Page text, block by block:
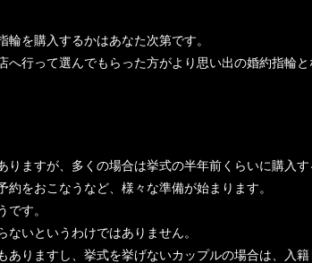
を購入するかはあなた次第です。
行って選んでもらった方がより思い出の婚約指輪と
ますが、多くの場合は挙式の半年前くらいに購入す
をおこなうなど、様々な準備が始まります。
す。
いというわけではありません。
りますし、挙式を挙げないカップルの場合は、入